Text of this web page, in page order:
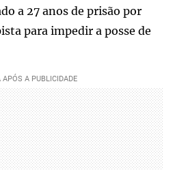
a 27 anos de prisão por
para impedir a posse de